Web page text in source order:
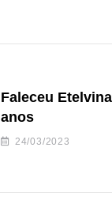
Faleceu
anos
24/03/2023